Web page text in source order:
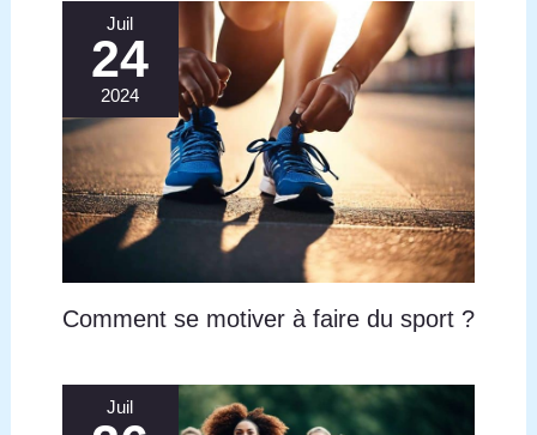
Juil
24
2024
Comment se motiver à faire du sport ?
Juil